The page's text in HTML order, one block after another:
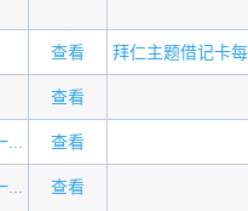
查看 拜仁主题借记卡
查看
... 查看
... 查看